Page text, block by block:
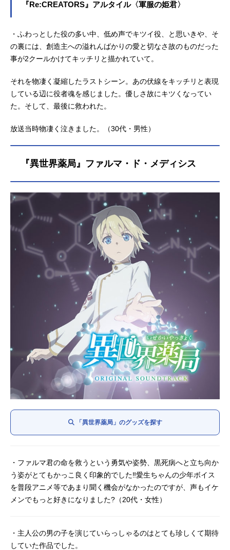
『Re:CREATORS』アルタイル〈軍服の姫君〉
・ふわっとした役の多い中、低め声でキツイ役、と思いきや、そ
の裏には、創造主への溢れんばかりの愛と切なさ故のものだった
事が2クールかけてキッチリと描かれていて。
それを物凄く凝縮したラストシーン。あの伏線をキッチリと表現
している辺に役者魂を感じました。優しさ故にキツくなってい
た。そして、最後に救われた。
放送当時物凄く泣きました。（30代・男性）
『異世界薬局』ファルマ・ド・メディシス
「異世界薬局」のグッズを探す
・ファルマ君の命を救うという勇気や姿勢、黒死病へと立ち向か
う姿がとてもかっこ良く印象的でした‼️愛生ちゃんの少年ボイス
を普段アニメ等であまり聞く機会がなかったのですが、声もイケ
メンでもっと好きになりました?（20代・女性）
・主人公の男の子を演じていらっしゃるのはとても珍しくて期待
していた作品でした。